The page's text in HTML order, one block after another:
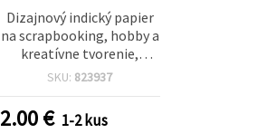
Dizajnový indický papier
na scrapbooking, hobby a
kreatívne tvorenie,
červený vzor, 120 g/m², 56
SKU: 823937
2.00€ 1-2 kus